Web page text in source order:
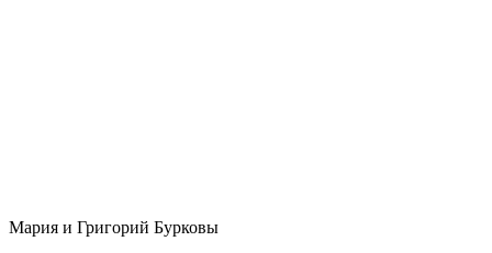
Мария и Григорий Бурковы